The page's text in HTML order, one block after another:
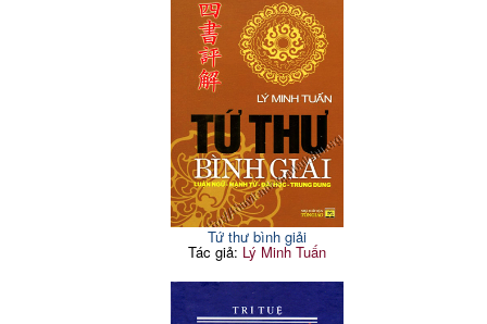
Tứ thư bình giải
Tác giả: Lý Minh Tuấn